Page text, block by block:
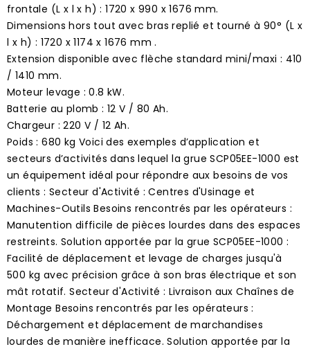
frontale (L x l x h) : 1720 x 990 x 1676 mm.
Dimensions hors tout avec bras replié et tourné à 90° (L x
l x h) : 1720 x 1174 x 1676 mm .
Extension disponible avec flèche standard mini/maxi : 410
/ 1410 mm.
Moteur levage : 0.8 kW.
Batterie au plomb : 12 V / 80 Ah.
Chargeur : 220 V / 12 Ah.
Poids : 680 kg Voici des exemples d’application et
secteurs d’activités dans lequel la grue SCP05EE-1000 est
un équipement idéal pour répondre aux besoins de vos
clients : Secteur d'Activité : Centres d'Usinage et
Machines-Outils Besoins rencontrés par les opérateurs :
Manutention difficile de pièces lourdes dans des espaces
restreints. Solution apportée par la grue SCP05EE-1000 :
Facilité de déplacement et levage de charges jusqu'à
500 kg avec précision grâce à son bras électrique et son
mât rotatif. Secteur d'Activité : Livraison aux Chaînes de
Montage Besoins rencontrés par les opérateurs :
Déchargement et déplacement de marchandises
lourdes de manière inefficace. Solution apportée par la